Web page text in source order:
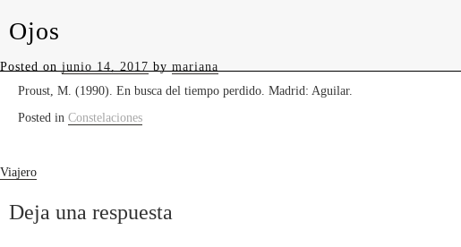
Ojos
Posted on junio 14, 2017 by mariana
Proust, M. (1990). En busca del tiempo perdido. Madrid: Aguilar.
Posted in Constelaciones
Navegación
de
Viajero
Deja una respuesta